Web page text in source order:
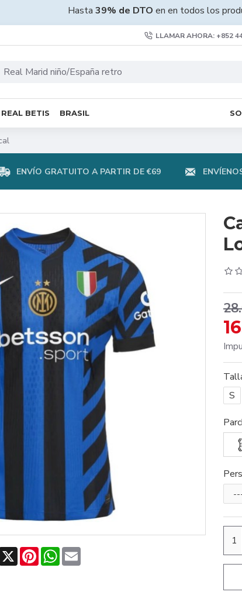
Hasta 39% de DTO en en todos los
LLAMAR AHORA: +852
REAL BETIS BRASIL
ENVÍO GRATUITO A PARTIR DE €69
X PinterestWhatsApp
Email
S